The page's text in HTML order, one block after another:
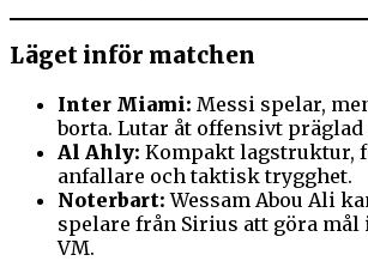
Läget inför matchen
Inter Miami: Messi spelar,
borta. Lutar åt offensivt präglad
Al Ahly: Kompakt lagstruktur,
anfallare och taktisk trygghet.
Noterbart: Wessam Abou Ali
spelare från Sirius att göra mål
VM.